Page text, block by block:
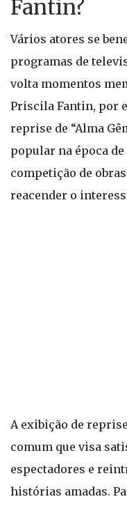
Fantin?
Vários atores se
programas de
volta momentos
Priscila Fantin, por
reprise de “Alma
popular na época
competição de
reacender o
A exibição de
comum que visa
espectadores e
histórias amadas.